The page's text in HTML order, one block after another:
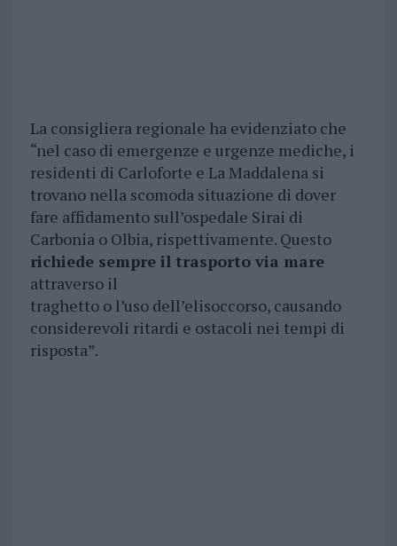
La consigliera regionale ha evidenziato che
“nel caso di emergenze e urgenze mediche, i
residenti di Carloforte e La Maddalena si
trovano nella scomoda situazione di dover
fare affidamento sull’ospedale Sirai di
Carbonia o Olbia, rispettivamente. Questo
richiede sempre il trasporto via mare
attraverso il
traghetto o l’uso dell’elisoccorso, causando
considerevoli ritardi e ostacoli nei tempi di
risposta”.